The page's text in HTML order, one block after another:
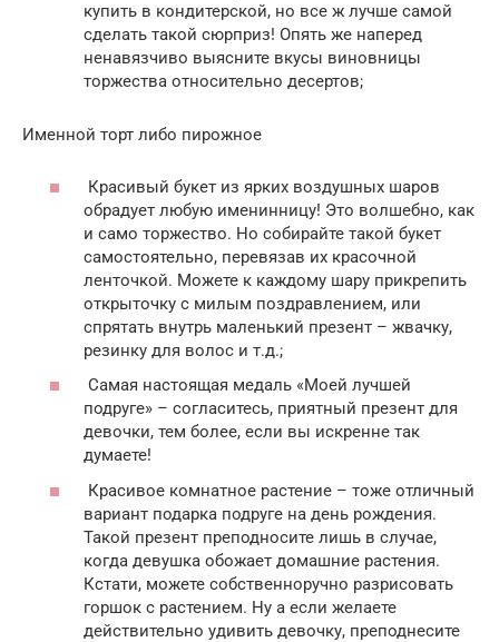
купить в кондитерской, но все ж лучше самой
сделать такой сюрприз! Опять же наперед
ненавязчиво выясните вкусы виновницы
торжества относительно десертов;
Именной торт либо пирожное
Красивый букет из ярких воздушных шаров
обрадует любую именинницу! Это волшебно, как
и само торжество. Но собирайте такой букет
самостоятельно, перевязав их красочной
ленточкой. Можете к каждому шару прикрепить
открыточку с милым поздравлением, или
спрятать внутрь маленький презент – жвачку,
резинку для волос и т.д.;
Самая настоящая медаль «Моей лучшей
подруге» – согласитесь, приятный презент для
девочки, тем более, если вы искренне так
думаете!
Красивое комнатное растение – тоже отличный
вариант подарка подруге на день рождения.
Такой презент преподносите лишь в случае,
когда девушка обожает домашние растения.
Кстати, можете собственноручно разрисовать
горшок с растением. Ну а если желаете
действительно удивить девочку, преподнесите